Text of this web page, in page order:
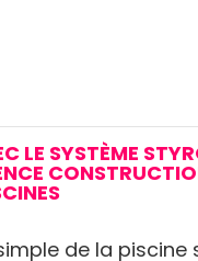
LE SYSTÈME
de la piscine